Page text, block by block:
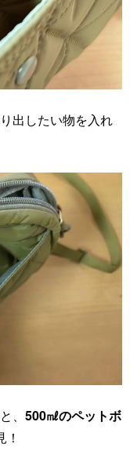
出したい物を入れ
、 500㎖のペットボ